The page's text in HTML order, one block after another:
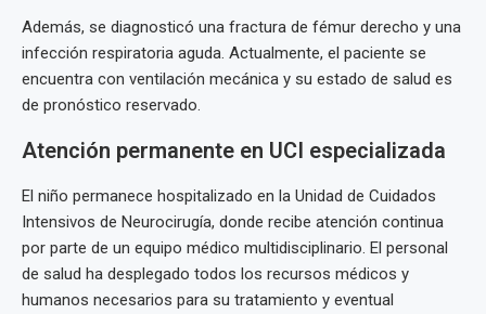
Además, se diagnosticó una fractura de fémur derecho y una
infección respiratoria aguda. Actualmente, el paciente se
encuentra con ventilación mecánica y su estado de salud es
de pronóstico reservado.
Atención permanente en UCI especializada
El niño permanece hospitalizado en la Unidad de Cuidados
Intensivos de Neurocirugía, donde recibe atención continua
por parte de un equipo médico multidisciplinario. El personal
de salud ha desplegado todos los recursos médicos y
humanos necesarios para su tratamiento y eventual